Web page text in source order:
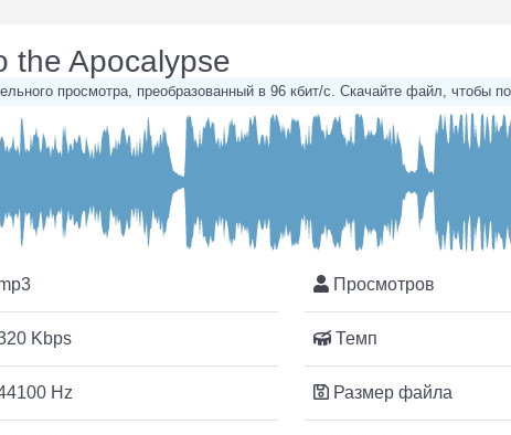
the Apocalypse
просмотра, преобразованный в 96 кбит/с. Скачайте файл, чтобы
Kbps
Hz
Просмотров
Темп
Размер файла